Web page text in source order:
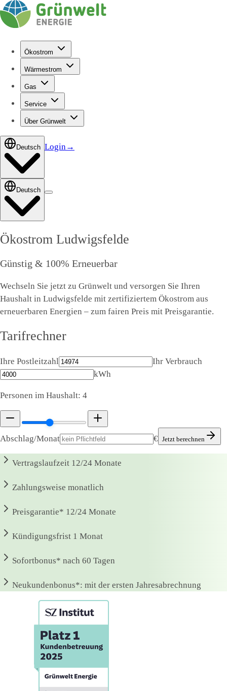
Ökostrom
Wärmestrom
Gas
Service
Über Grünwelt
Deutsch Login→
Deutsch
Ökostrom Ludwigsfelde
Günstig & 100% Erneuerbar
Wechseln Sie jetzt zu Grünwelt und versorgen Sie Ihren
Haushalt in Ludwigsfelde mit zertifiziertem Ökostrom aus
erneuerbaren Energien – zum fairen Preis mit Preisgarantie.
Tarifrechner
Ihre Postleitzahl
Ihr Verbrauch
kWh
Personen im Haushalt: 4
Abschlag/Monat € Jetzt berechnen
Vertragslaufzeit 12/24 Monate
Zahlungsweise monatlich
Preisgarantie* 12/24 Monate
Kündigungsfrist 1 Monat
Sofortbonus* nach 60 Tagen
Neukundenbonus*: mit der ersten Jahresabrechnung